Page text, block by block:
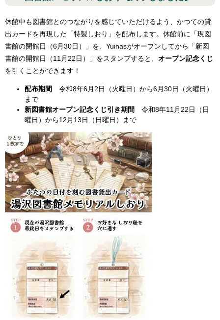
休館中も図書館とのつながりを感じていただけるよう、かつての貸
出カードを再現した「特製しおり」を配布します。休館前に「現図
書館の閉館日（6月30日）」を、Yuinasがオープンしてから「新図
書館の開館日（11月22日）」をスタンプすると、 オープン記念くじ
を引くことができます！
配布期間 令和8年6月2日（火曜日）から6月30日（火曜日）
まで
新図書館オープン記念くじ引き期間
令和8年11月22日（日
曜日）から12月13日（日曜日）まで